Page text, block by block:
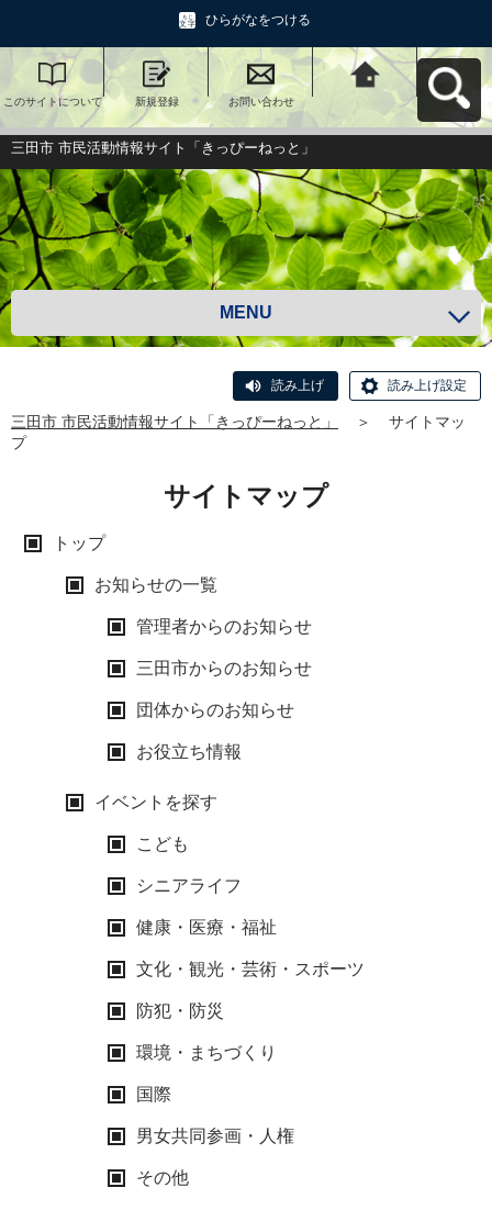
ひらがなをつける
このサイトについて 新規登録 お問い合わせ
三田市 市民活動情報
サイト「きっぴーね
っと」へ戻る
三田市 市民活動情報サイト「きっぴーねっと」
MENU
読み上げ 読み上げ設定
三田市 市民活動情報サイト「きっぴーねっと」 ＞
サイトマッ
プ
サイトマップ
トップ
お知らせの一覧
管理者からのお知らせ
三田市からのお知らせ
団体からのお知らせ
お役立ち情報
イベントを探す
こども
シニアライフ
健康・医療・福祉
文化・観光・芸術・スポーツ
防犯・防災
環境・まちづくり
国際
男女共同参画・人権
その他